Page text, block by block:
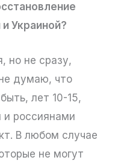
Украиной?
но не сразу,
думаю, что
лет 10-15,
россиянами
В любом случае
не могут